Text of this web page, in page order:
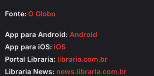
Fonte: O Globo
App para Android: Android
App para iOS: iOS
Portal Libraria: libraria.com.br
Libraria News: news.libraria.com.br